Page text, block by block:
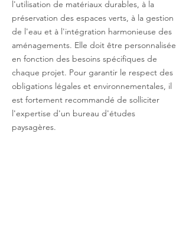
l'utilisation de matériaux durables, à la
préservation des espaces verts, à la gestion
de l'eau et à l'intégration harmonieuse des
aménagements. Elle doit être personnalisée
en fonction des besoins spécifiques de
chaque projet. Pour garantir le respect des
obligations légales et environnementales, il
est fortement recommandé de solliciter
l'expertise d'un bureau d'études
paysagères.